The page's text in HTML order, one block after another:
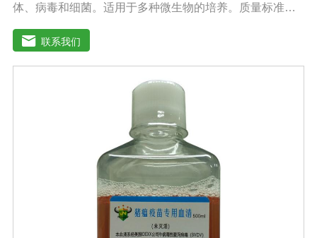
体、病毒和细菌。适用于多种微生物的培养。质量标准：
1000ml/瓶保存：-15℃―-20℃有效期：5年注意事项：解
冻：采用逐步解冻法（ -20℃→2-8℃→ 室温），可减少沉
淀的产生使血清质量不会受到影响。
联系我们